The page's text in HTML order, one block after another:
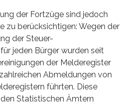
der Fortzüge sind jedoch
zu berücksichtigen: Wegen der
der Steuer-
jeden Bürger wurden seit
der Melderegister
Abmeldungen von
führten. Diese
Statistischen Ämtern